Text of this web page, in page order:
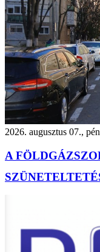
2026. augusztus 07.,
A